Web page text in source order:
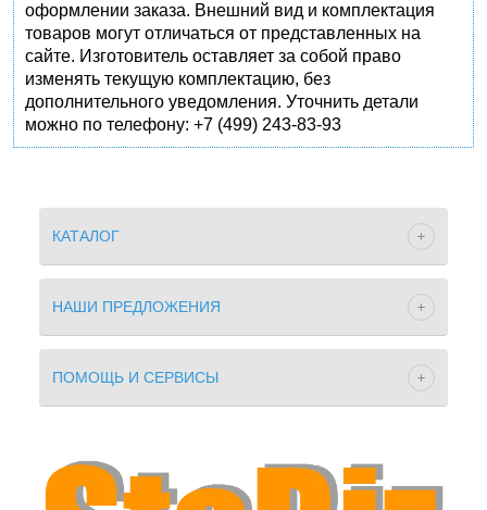
оформлении заказа. Внешний вид и комплектация
товаров могут отличаться от представленных на
сайте. Изготовитель оставляет за собой право
изменять текущую комплектацию, без
дополнительного уведомления. Уточнить детали
можно по телефону: +7 (499) 243-83-93
КАТАЛОГ
НАШИ ПРЕДЛОЖЕНИЯ
ПОМОЩЬ И СЕРВИСЫ